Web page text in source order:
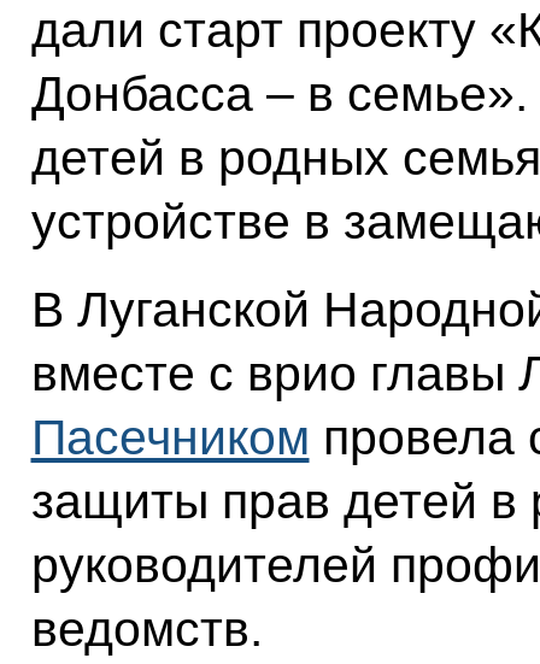
дали старт проекту
Донбасса – в
детей в родных
устройстве в
В Луганской
вместе с врио
Пасечником провела
защиты прав детей в
руководителей
ведомств.